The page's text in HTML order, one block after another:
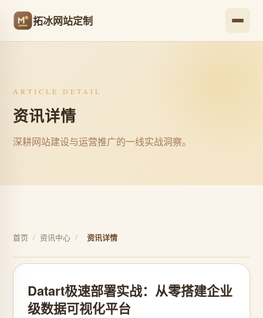
拓冰网站定制
ARTICLE DETAIL
资讯详情
深耕网站建设与运营推广的一线实战洞察。
首页 / 资讯中心 / 资讯详情
Datart极速部署实战：从零搭建企业
级数据可视化平台